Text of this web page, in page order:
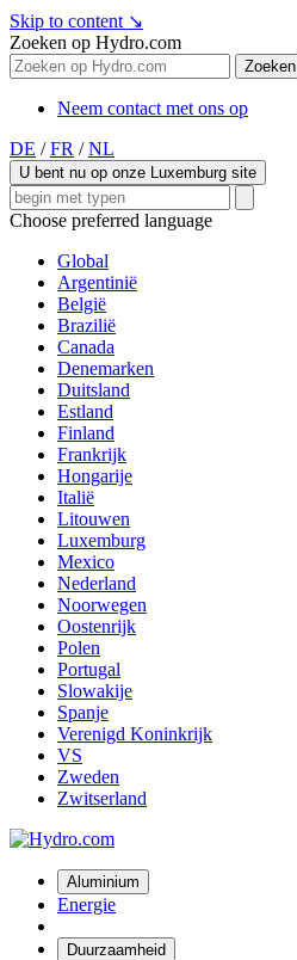
Skip to content ↘
Zoeken op Hydro.com
Zoeken
Neem contact met ons op
DE / FR / NL
U bent nu op onze Luxemburg site
Choose preferred language
Global
Argentinië
België
Brazilië
Canada
Denemarken
Duitsland
Estland
Finland
Frankrijk
Hongarije
Italië
Litouwen
Luxemburg
Mexico
Nederland
Noorwegen
Oostenrijk
Polen
Portugal
Slowakije
Spanje
Verenigd Koninkrijk
VS
Zweden
Zwitserland
Aluminium
Energie
Duurzaamheid